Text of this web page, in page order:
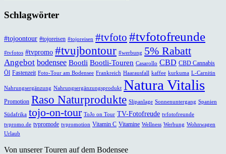
Schlagwörter
#tojoontour #tojoreisen #tojoreisen #tvfoto #tvfotofreunde
#tvfotos #tvpromo #tvujbontour #werbung 5% Rabatt
Angebot bodensee Bootli Bootli-Touren Casarollo CBD CBD Cannabis
Öl Fastenzeit Foto-Tour am Bodensee Frankreich Haarausfall kaffee kurkuma L-Carnitin
Nahrungsergänzung Nahrungsergänzungsprodukt Natura Vitalis
Promotion Raso Naturprodukte Slipanlage Sonnenuntergang Spanien
Südafrika tojo-on-tour ToJo on Tour TV-Fotofreude tvfotofreunde
tvpromo.de tvpromode tvpromotion Vitamin C Vitamine Wellness Werbung Wohnwagen
Urlaub
Von unserer Touren auf dem Bodensee